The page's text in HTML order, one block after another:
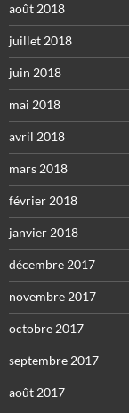
août 2018
juillet 2018
juin 2018
mai 2018
avril 2018
mars 2018
février 2018
janvier 2018
décembre 2017
novembre 2017
octobre 2017
septembre 2017
août 2017